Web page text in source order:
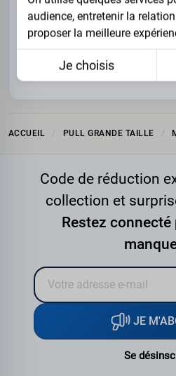
RETOUR
30 JOURS
ACCUEIL PULL GRANDE TAILLE
Code de réduction
collection et
Restez connecté
JE
Se
audience, entretenir la
proposer la meilleure
Je choisis